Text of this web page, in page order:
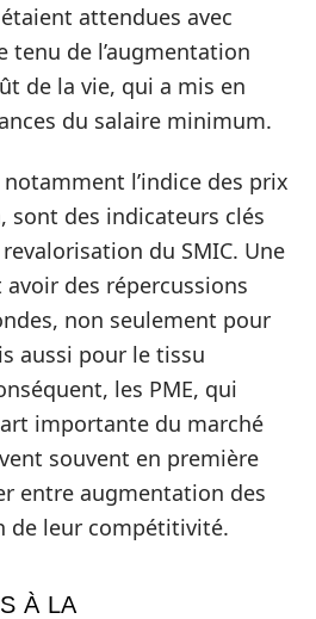
attendues avec
tenu de l’augmentation
de la vie, qui a mis en
du salaire minimum.
l’indice des prix
sont des indicateurs clés
du SMIC. Une
des répercussions
non seulement pour
aussi pour le tissu
les PME, qui
importante du marché
souvent en première
entre augmentation des
de leur compétitivité.
À LA